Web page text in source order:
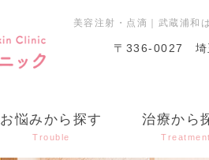
美容注射・点滴｜武蔵浦和
〒336-0027
お悩みから探す
Trouble
治療から
Treatment